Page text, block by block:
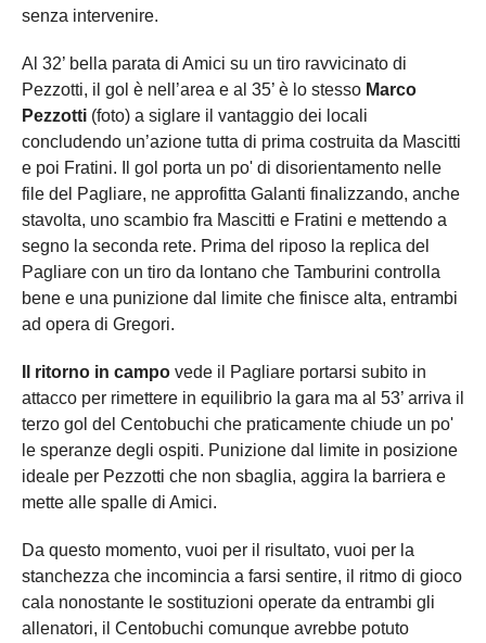
senza intervenire.
Al 32’ bella parata di Amici su un tiro ravvicinato di
Pezzotti, il gol è nell’area e al 35’ è lo stesso Marco
Pezzotti (foto) a siglare il vantaggio dei locali
concludendo un’azione tutta di prima costruita da Mascitti
e poi Fratini. Il gol porta un po' di disorientamento nelle
file del Pagliare, ne approfitta Galanti finalizzando, anche
stavolta, uno scambio fra Mascitti e Fratini e mettendo a
segno la seconda rete. Prima del riposo la replica del
Pagliare con un tiro da lontano che Tamburini controlla
bene e una punizione dal limite che finisce alta, entrambi
ad opera di Gregori.
Il ritorno in campo vede il Pagliare portarsi subito in
attacco per rimettere in equilibrio la gara ma al 53’ arriva il
terzo gol del Centobuchi che praticamente chiude un po'
le speranze degli ospiti. Punizione dal limite in posizione
ideale per Pezzotti che non sbaglia, aggira la barriera e
mette alle spalle di Amici.
Da questo momento, vuoi per il risultato, vuoi per la
stanchezza che incomincia a farsi sentire, il ritmo di gioco
cala nonostante le sostituzioni operate da entrambi gli
allenatori, il Centobuchi comunque avrebbe potuto